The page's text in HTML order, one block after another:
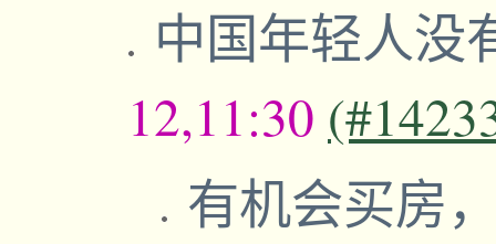
中国年轻人没
12,11:30
有机会买房